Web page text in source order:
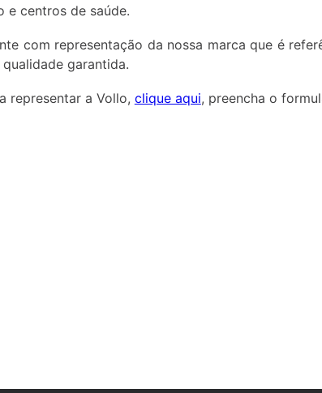
e centros de saúde.
com representação da nossa marca que é
garantida.
representar a Vollo, clique aqui, preencha o